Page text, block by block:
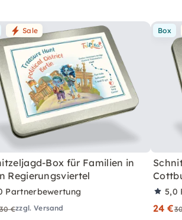
Sale
Box für Familien in
Regierungsviertel
Partnerbewertung
€zzgl. Versand
Box
5,0
24 €